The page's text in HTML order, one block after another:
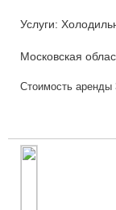
Услуги:
Московская
Стоимость